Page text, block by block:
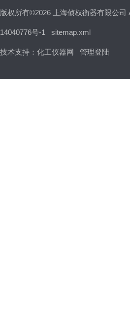
版权所有©2026 上海侦权衡器有限公司
14040776号-1 sitemap.xml
技术支持： 化工仪器网 管理登陆